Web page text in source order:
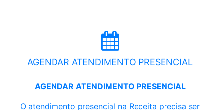
AGENDAR ATENDIMENTO PRESENCIAL
AGENDAR ATENDIMENTO PRESENCIAL
O atendimento presencial na Receita precisa ser